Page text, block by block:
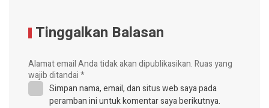
Tinggalkan Balasan
Alamat email Anda tidak akan dipublikasikan.Ruas yang
wajib ditandai*
Simpan nama, email, dan situs web saya pada
peramban ini untuk komentar saya berikutnya.